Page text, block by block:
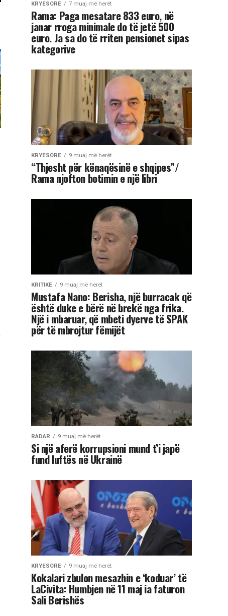
KRYESORE 7 muaj më herët
Rama: Paga mesatare 833 euro, në
janar rroga minimale do të jetë 500
euro. Ja sa do të rriten pensionet sipas
kategorive
KRYESORE 9 muaj më herët
“Thjesht për kënaqësinë e shqipes”/
Rama njofton botimin e një libri
KRITIKE 9 muaj më herët
Mustafa Nano: Berisha, një burracak që
është duke e bërë në brekë nga frika.
Një i mbaruar, që mbeti dyerve të SPAK
për të mbrojtur fëmijët
RADAR 9 muaj më herët
Si një aferë korrupsioni mund t’i japë
fund luftës në Ukrainë
KRYESORE 9 muaj më herët
Kokalari zbulon mesazhin e ‘koduar’ të
LaCivita: Humbjen në 11 maj ia faturon
Sali Berishës